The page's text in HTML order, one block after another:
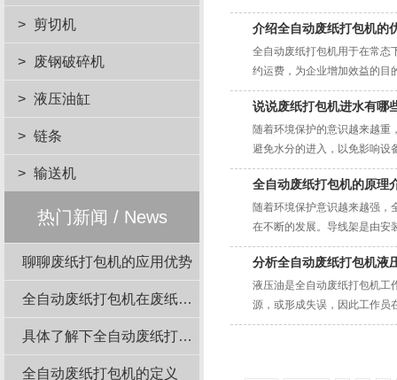
> 剪切机
> 废钢破碎机
> 液压油缸
> 链条
> 输送机
热门新闻 / News
聊聊废纸打包机的应用优势
全自动废纸打包机在废纸回收站的应用
具体了解下全自动废纸打包机结构组成
全自动废纸打包机的定义
介绍全自动废纸打包机的
全自动废纸打包机用于在常态
约运费，为企业增加效益的目
说说废纸打包机进水有哪
随着环境保护的意识越来越重
避免水分的进入，以免影响设
全自动废纸打包机的原理
随着环境保护意识越来越强，
在不断的发展。导线架是由安
分析全自动废纸打包机液
液压油是全自动废纸打包机工
源，或形成失误，因此工作员